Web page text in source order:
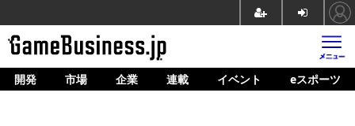
ホーム
開発 市場 企業 連載 イベント eスポーツ